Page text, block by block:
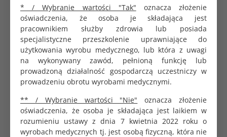
* / Wybranie wartości "Tak" oznacza złożenie
oświadczenia, że osoba je składająca jest
pracownikiem służby zdrowia lub posiada
specjalistyczne przeszkolenie uprawniające do
użytkowania wyrobu medycznego, lub która z uwagi
na wykonywany zawód, pełnioną funkcję lub
prowadzoną działalność gospodarczą uczestniczy w
prowadzeniu obrotu wyrobami medycznymi.
** / Wybranie wartości "Nie" oznacza złożenie
oświadczenia, że osoba je składająca jest laikiem w
rozumieniu ustawy z dnia 7 kwietnia 2022 roku o
wyrobach medycznych tj. jest osobą fizyczną, która nie
PRODUKTY POWIĄZANE CHĘTNIE KUPOWANE